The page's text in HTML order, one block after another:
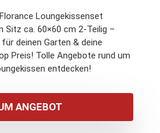
Loungekissenset
Sitz ca. 60×60 cm 2-Teilig –
deinen Garten & deine
Preis! Tolle Angebote rund um
entdecken!
ANGEBOT